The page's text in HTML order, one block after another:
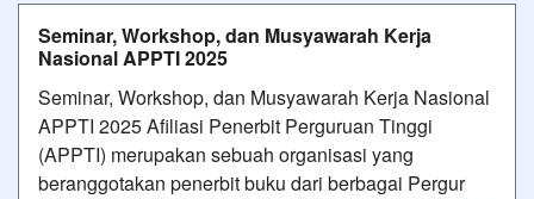
Seminar, Workshop, dan Musyawarah Kerja
Nasional APPTI 2025
Seminar, Workshop, dan Musyawarah Kerja Nasional
APPTI 2025 Afiliasi Penerbit Perguruan Tinggi
(APPTI) merupakan sebuah organisasi yang
beranggotakan penerbit buku dari berbagai Pergur